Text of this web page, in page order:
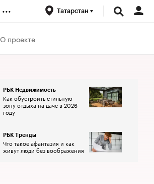
... Татарстан
О проекте
РБК Недвижимость
Как обустроить стильную
зону отдыха на даче в 2026
году
РБК Тренды
Что такое афантазия и как
живут люди без воображения